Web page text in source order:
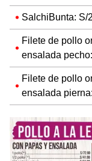
SalchiBunta: S/
Filete de pollo
ensalada
Filete de pollo
ensalada